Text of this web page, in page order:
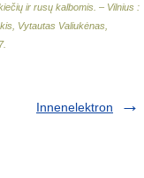
ir rusų kalbomis. – Vilnius :
Vytautas Valiukėnas,
.
Innenelektron